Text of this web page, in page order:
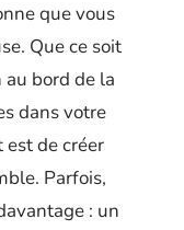
que vous
Que ce soit
bord de la
dans votre
est de créer
Parfois,
: un